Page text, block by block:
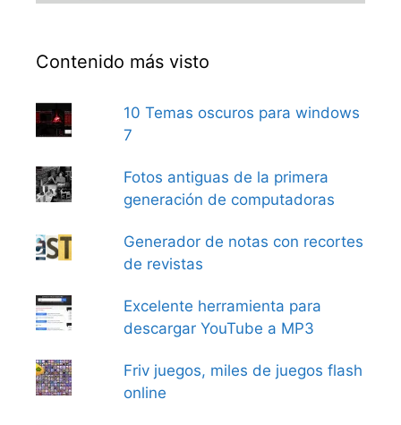
Contenido más visto
10 Temas oscuros para windows
7
Fotos antiguas de la primera
generación de computadoras
Generador de notas con recortes
de revistas
Excelente herramienta para
descargar YouTube a MP3
Friv juegos, miles de juegos flash
online